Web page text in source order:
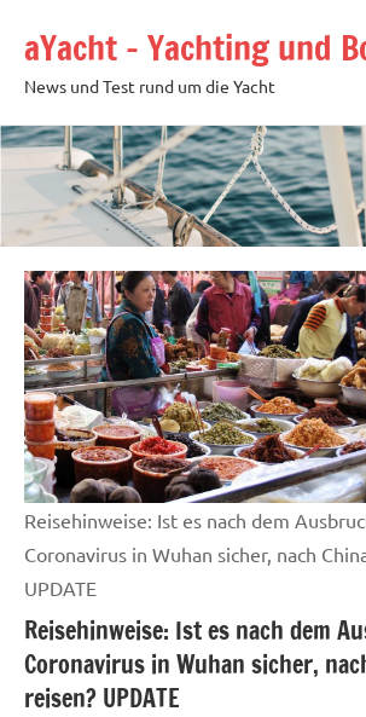
Inhalt
springen
aYacht – Yachting und
News und Test rund um die Yacht
Reisehinweise: Ist es nach dem
Coronavirus in Wuhan sicher, nach
UPDATE
Reisehinweise: Ist es nach dem
Coronavirus in Wuhan sicher,
reisen? UPDATE